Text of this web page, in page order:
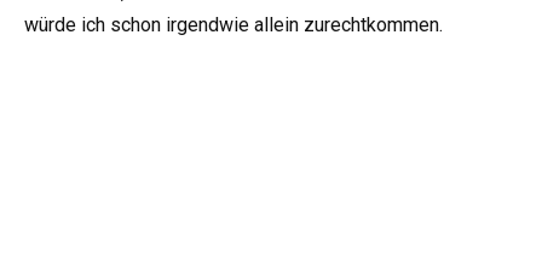
würde ich schon irgendwie allein zurechtkommen.